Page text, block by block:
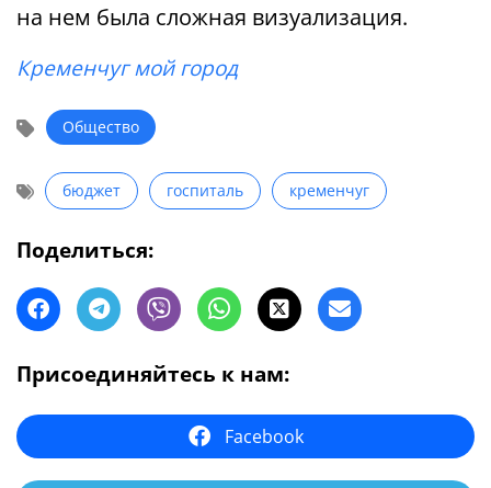
на нем была сложная визуализация.
Кременчуг мой город
Общество
бюджет госпиталь кременчуг
Поделиться:
Присоединяйтесь к нам:
Facebook